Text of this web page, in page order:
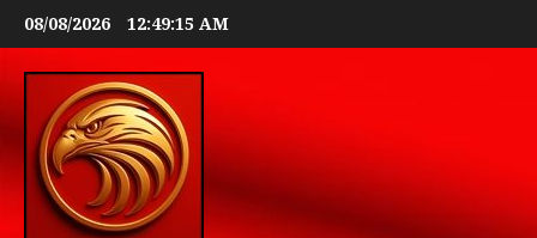
08/08/2026 12:49:16 AM